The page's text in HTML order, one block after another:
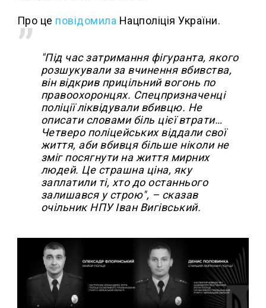
Про це повідомила Нацполіція України.
"Під час затримання фігуранта, якого
розшукували за вчинення вбивства,
він відкрив прицільний вогонь по
правоохоронцях. Спецпризначенці
поліції ліквідували вбивцю. Не
описати словами біль цієї втрати…
Четверо поліцейських віддали свої
життя, аби вбивця більше ніколи не
зміг посягнути на життя мирних
людей. Це страшна ціна, яку
заплатили ті, хто до останнього
залишався у строю", – сказав
очільник НПУ Іван Вигівський.